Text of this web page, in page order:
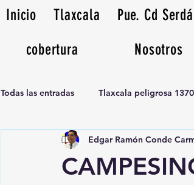
Inicio Tlaxcala Pue. Cd
cobertura
Nosotros
Todas las entradas Tlaxcala peligrosa
Noticias Musicales radio 1370am
Edgar Ramón Conde